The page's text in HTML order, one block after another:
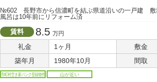
№602 長野市から信濃町を結ぶ県道沿いの一戸建
風呂は10年前にリフォーム済
賃料 8.5 万円
礼金 1ヶ月 敷金
築年月
1980年10月 間取
市町村空き家バンク登録物件 山が近い